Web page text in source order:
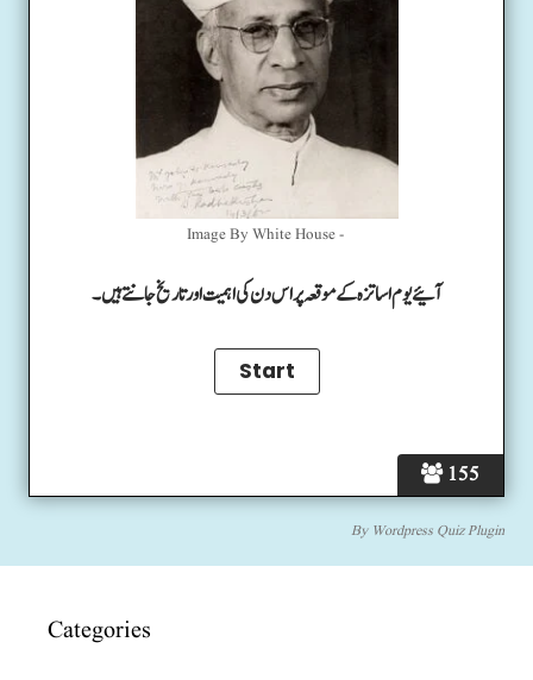
155
Image By White House -
آئیے یوم اساتزہ کے موقعہ پر اس دن کی اہمیت اور تاریخ جانتے ہیں۔
By Wordpress Quiz Plugin
Categories